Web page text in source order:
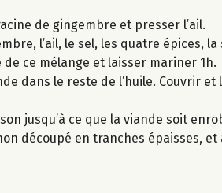
de gingembre et presser l’ail.
l’ail, le sel, les quatre épices,
de ce mélange et laisser mariner 1h.
dans le reste de l’huile. Couvrir
jusqu’à ce que la viande soit
découpé en tranches épaisses,